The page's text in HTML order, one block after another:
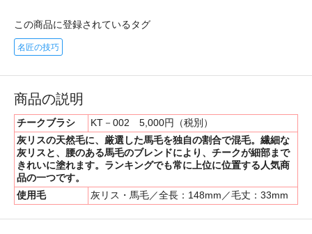
この商品に登録されているタグ
名匠の技巧
商品の説明
チークブラシ
KT－002 5,000円（税別）
灰リスの天然毛に、厳選した馬毛を独自の割合で混毛。繊細な
灰リスと、腰のある馬毛のブレンドにより、チークが細部まで
きれいに塗れます。ランキングでも常に上位に位置する人気商
品の一つです。
使用毛
灰リス・馬毛／全長：148mm／毛丈：33mm